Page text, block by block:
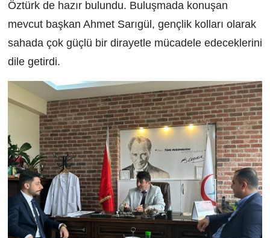
Öztürk de hazır bulundu. Buluşmada konuşan
mevcut başkan Ahmet Sarıgül, gençlik kolları olarak
sahada çok güçlü bir dirayetle mücadele edeceklerini
dile getirdi.